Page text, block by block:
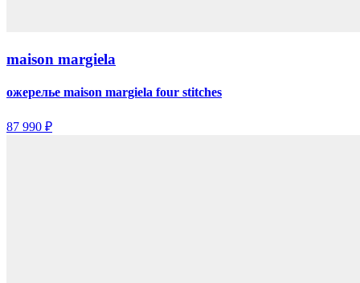
maison margiela
ожерелье maison margiela four stitches
87 990 ₽